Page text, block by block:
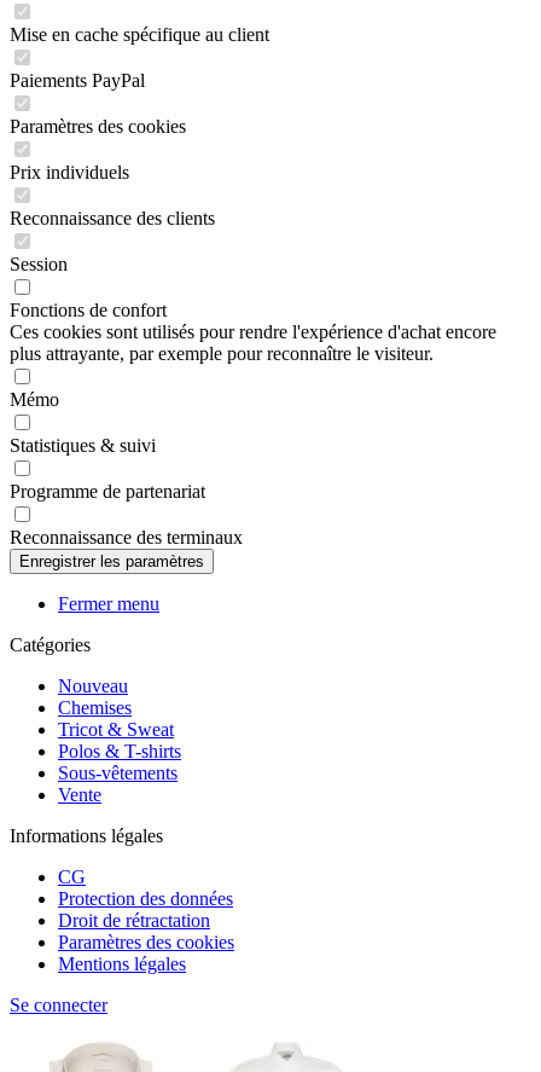
Mise en cache spécifique au client
Paiements PayPal
Paramètres des cookies
Prix individuels
Reconnaissance des clients
Session
Fonctions de confort
Ces cookies sont utilisés pour rendre l'expérience d'achat encore
plus attrayante, par exemple pour reconnaître le visiteur.
Mémo
Statistiques & suivi
Programme de partenariat
Reconnaissance des terminaux
Fermer menu
Catégories
Nouveau
Chemises
Tricot & Sweat
Polos & T-shirts
Sous-vêtements
Vente
Informations légales
CG
Protection des données
Droit de rétractation
Paramètres des cookies
Mentions légales
Se connecter